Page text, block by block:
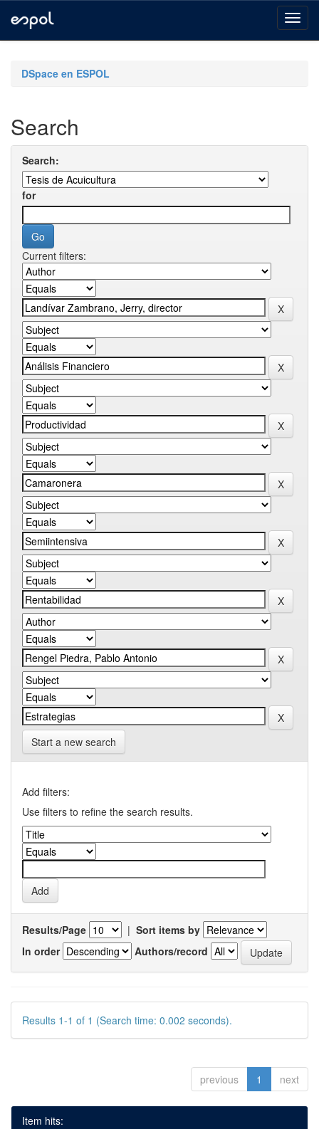
navigationDSpace en ESPOL
Search
Search:
for
Current filters:
Start a new search
Add filters:
Use filters to refine the search results.
Results/Page | Sort items by
In order
Authors/record
Results 1-1 of 1 (Search time: 0.002 seconds).
previous 1 next
Item hits: